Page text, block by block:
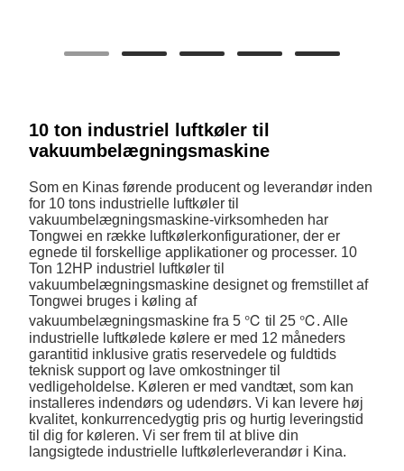
10 ton industriel luftkøler til
vakuumbelægningsmaskine
Som en Kinas førende producent og leverandør inden
for 10 tons industrielle luftkøler til
vakuumbelægningsmaskine-virksomheden har
Tongwei en række luftkølerkonfigurationer, der er
egnede til forskellige applikationer og processer. 10
Ton 12HP industriel luftkøler til
vakuumbelægningsmaskine designet og fremstillet af
Tongwei bruges i køling af
vakuumbelægningsmaskine fra 5 ℃ til 25 ℃. Alle
industrielle luftkølede kølere er med 12 måneders
garantitid inklusive gratis reservedele og fuldtids
teknisk support og lave omkostninger til
vedligeholdelse. Køleren er med vandtæt, som kan
installeres indendørs og udendørs. Vi kan levere høj
kvalitet, konkurrencedygtig pris og hurtig leveringstid
til dig for køleren. Vi ser frem til at blive din
langsigtede industrielle luftkølerleverandør i Kina.